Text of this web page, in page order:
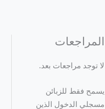
المراجعات
لا توجد مراجعات بعد.
يسمح فقط للزبائن
مسجلي الدخول الذين